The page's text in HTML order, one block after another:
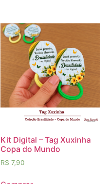
Kit Digital – Tag Xuxinha
Copa do Mundo
R$ 7,90